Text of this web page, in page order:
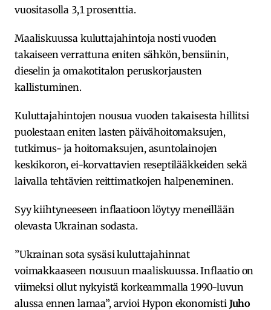
vuositasolla 3,1 prosenttia.
Maaliskuussa kuluttajahintoja nosti vuoden
takaiseen verrattuna eniten sähkön, bensiinin,
dieselin ja omakotitalon peruskorjausten
kallistuminen.
Kuluttajahintojen nousua vuoden takaisesta hillitsi
puolestaan eniten lasten päivähoitomaksujen,
tutkimus- ja hoitomaksujen, asuntolainojen
keskikoron, ei-korvattavien reseptilääkkeiden sekä
laivalla tehtävien reittimatkojen halpeneminen.
Syy kiihtyneeseen inflaatioon löytyy meneillään
olevasta Ukrainan sodasta.
”Ukrainan sota sysäsi kuluttajahinnat
voimakkaaseen nousuun maaliskuussa. Inflaatio on
viimeksi ollut nykyistä korkeammalla 1990-luvun
alussa ennen lamaa”, arvioi Hypon ekonomisti Juho